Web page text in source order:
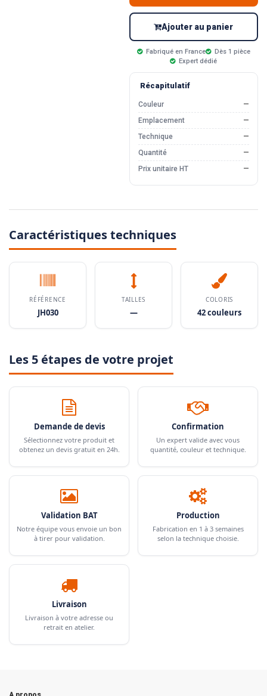
Ajouter au panier
Fabriqué en France
Dès 1 pièce
Expert dédié
Récapitulatif
Couleur
—
Emplacement
—
Technique
—
Quantité
—
Prix unitaire HT
—
Caractéristiques techniques
RÉFÉRENCE
JH030
TAILLES
—
COLORIS
42 couleurs
Les 5 étapes de votre projet
Demande de devis
Sélectionnez votre produit et
obtenez un devis gratuit en 24h.
Confirmation
Un expert valide avec vous
quantité, couleur et technique.
Validation BAT
Notre équipe vous envoie un bon
à tirer pour validation.
Production
Fabrication en 1 à 3 semaines
selon la technique choisie.
Livraison
Livraison à votre adresse ou
retrait en atelier.